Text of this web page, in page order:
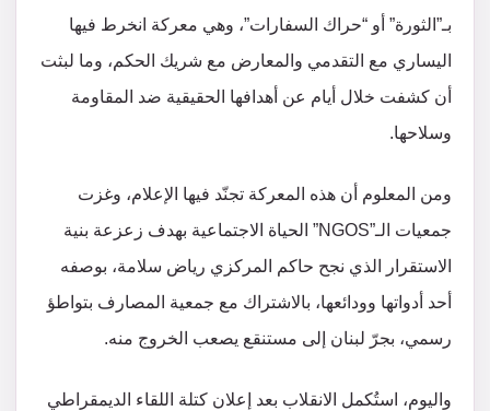
بـ”الثورة” أو “حراك السفارات”، وهي معركة انخرط فيها
اليساري مع التقدمي والمعارض مع شريك الحكم، وما لبثت
أن كشفت خلال أيام عن أهدافها الحقيقية ضد المقاومة
وسلاحها.
ومن المعلوم أن هذه المعركة تجنّد فيها الإعلام، وغزت
جمعيات الـ”NGOS” الحياة الاجتماعية بهدف زعزعة بنية
الاستقرار الذي نجح حاكم المركزي رياض سلامة، بوصفه
أحد أدواتها وودائعها، بالاشتراك مع جمعية المصارف بتواطؤ
رسمي، بجرّ لبنان إلى مستنقع يصعب الخروج منه.
واليوم، استُكمل الانقلاب بعد إعلان كتلة اللقاء الديمقراطي